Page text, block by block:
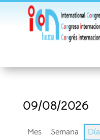
09/08/2026
Mes Semana Día